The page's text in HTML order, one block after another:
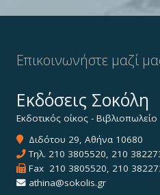
Επικοινωνήστε μαζί
Εκδόσεις Σοκόλη
Εκδοτικός οίκος - Βιβλιοπωλείο
Διδότου 29, Αθήνα 10680
Τηλ. 210 3805520, 210
Fax 210 3805520, 210
athina@sokolis.gr